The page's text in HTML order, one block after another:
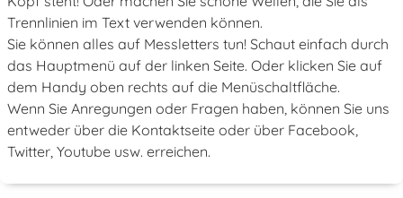
Trennlinien im Text verwenden können.
Sie können alles auf Messletters tun! Schaut einfach durch
das Hauptmenü auf der linken Seite. Oder klicken Sie auf
dem Handy oben rechts auf die Menüschaltfläche.
Wenn Sie Anregungen oder Fragen haben, können Sie uns
entweder über die Kontaktseite oder über Facebook,
Twitter, Youtube usw. erreichen.